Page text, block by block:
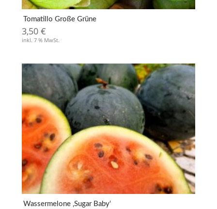
Tomatillo Große Grüne
3,50 €
inkl. 7 % MwSt.
Wassermelone ‚Sugar Baby‘